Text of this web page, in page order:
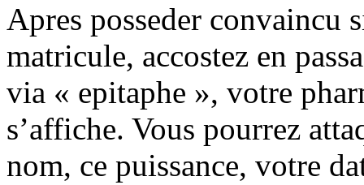
Apres posseder convaincu
matricule, accostez en
via « epitaphe », votre
s’affiche. Vous pourrez
nom, ce puissance, votre